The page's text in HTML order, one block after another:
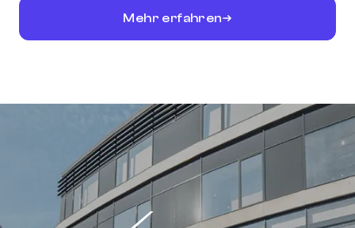
Mehr erfahren